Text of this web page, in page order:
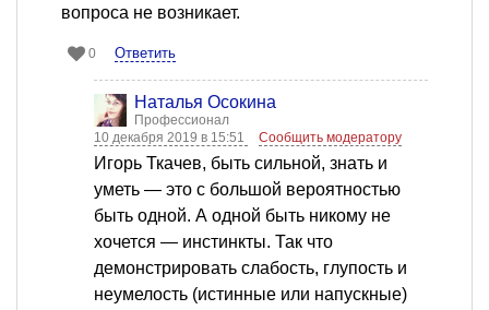
вопроса не возникает.
0 Ответить
Наталья Осокина
Профессионал
10 декабря 2019 в 15:51
Сообщить модератору
Игорь Ткачев, быть сильной, знать и
уметь — это с большой вероятностью
быть одной. А одной быть никому не
хочется — инстинкты. Так что
демонстрировать слабость, глупость и
неумелость (истинные или напускные)